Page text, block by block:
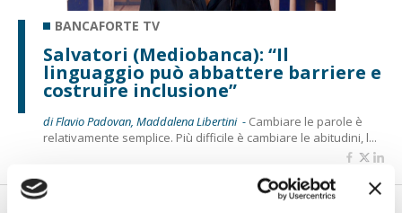
BANCAFORTE TV
Salvatori (Mediobanca): “Il
linguaggio può abbattere barriere e
costruire inclusione”
di Flavio Padovan, Maddalena Libertini - Cambiare le parole è
relativamente semplice. Più difficile è cambiare le abitudini, l...